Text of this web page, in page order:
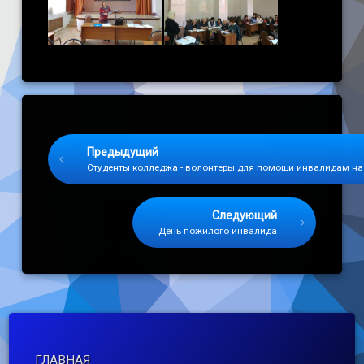
Предыдущий
Студенты колледжа - волонтеры для помощи инвалидам
Следующий
День пожилого инвалида
ГЛАВНАЯ